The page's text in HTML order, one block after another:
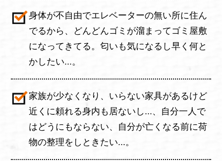
身体が不自由でエレベーターの無い所に住ん
でるから、どんどんゴミが溜まってゴミ屋敷
になってきてる。匂いも気になるし早く何と
かしたい...。
家族が少なくなり、いらない家具があるけど
近くに頼れる身内も居ないし...、自分一人で
はどうにもならない、自分が亡くなる前に荷
物の整理をしときたい...。